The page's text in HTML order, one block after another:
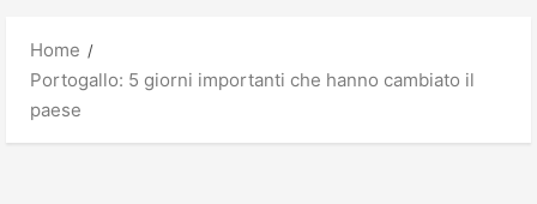
Home
Portogallo: 5 giorni importanti che hanno cambiato il
paese